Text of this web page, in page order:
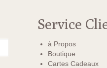
Service
à Propos
Boutique
Cartes Cadeaux